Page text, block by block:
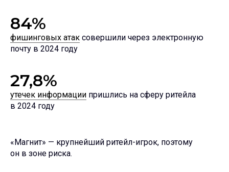
84%
фишинговых атак совершили через электронную
почту в 2024 году
27,8%
утечек информации пришлись на сферу ритейла
в 2024 году
«Магнит» — крупнейший ритейл-игрок, поэтому
он в зоне риска.